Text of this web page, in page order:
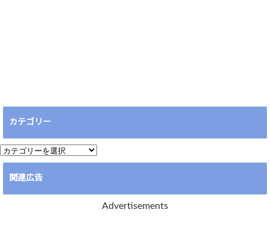
カテゴリー
カ
テ
リ
関連広告
Advertisements